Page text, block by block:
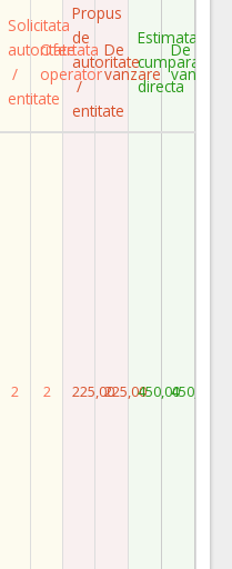
Solicitata
autoritate
/
entitate
Ofertata
operator
Propus
de
autoritate
/
entitate
De
vanzare
Estimata
cumparare
directa
De
vanzare
2 2 225,00225,00450,00450,00